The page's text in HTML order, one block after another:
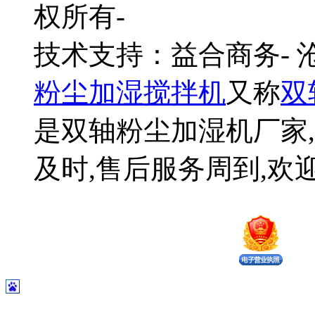
权所有-
技术支持：益合商务-
粉尘加湿搅拌机又称双
是双轴粉尘加湿机厂
及时,售后服务周到,欢